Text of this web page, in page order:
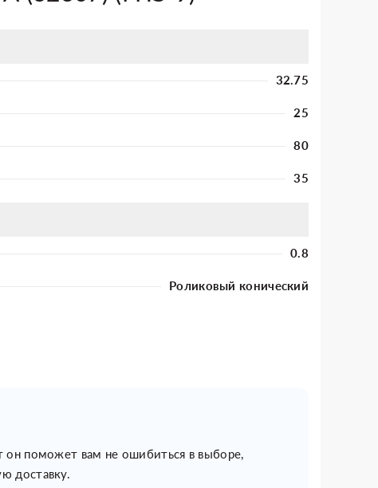
32.75
25
80
35
0.8
Роликовый конический
он поможет вам не ошибиться в выборе,
доставку.